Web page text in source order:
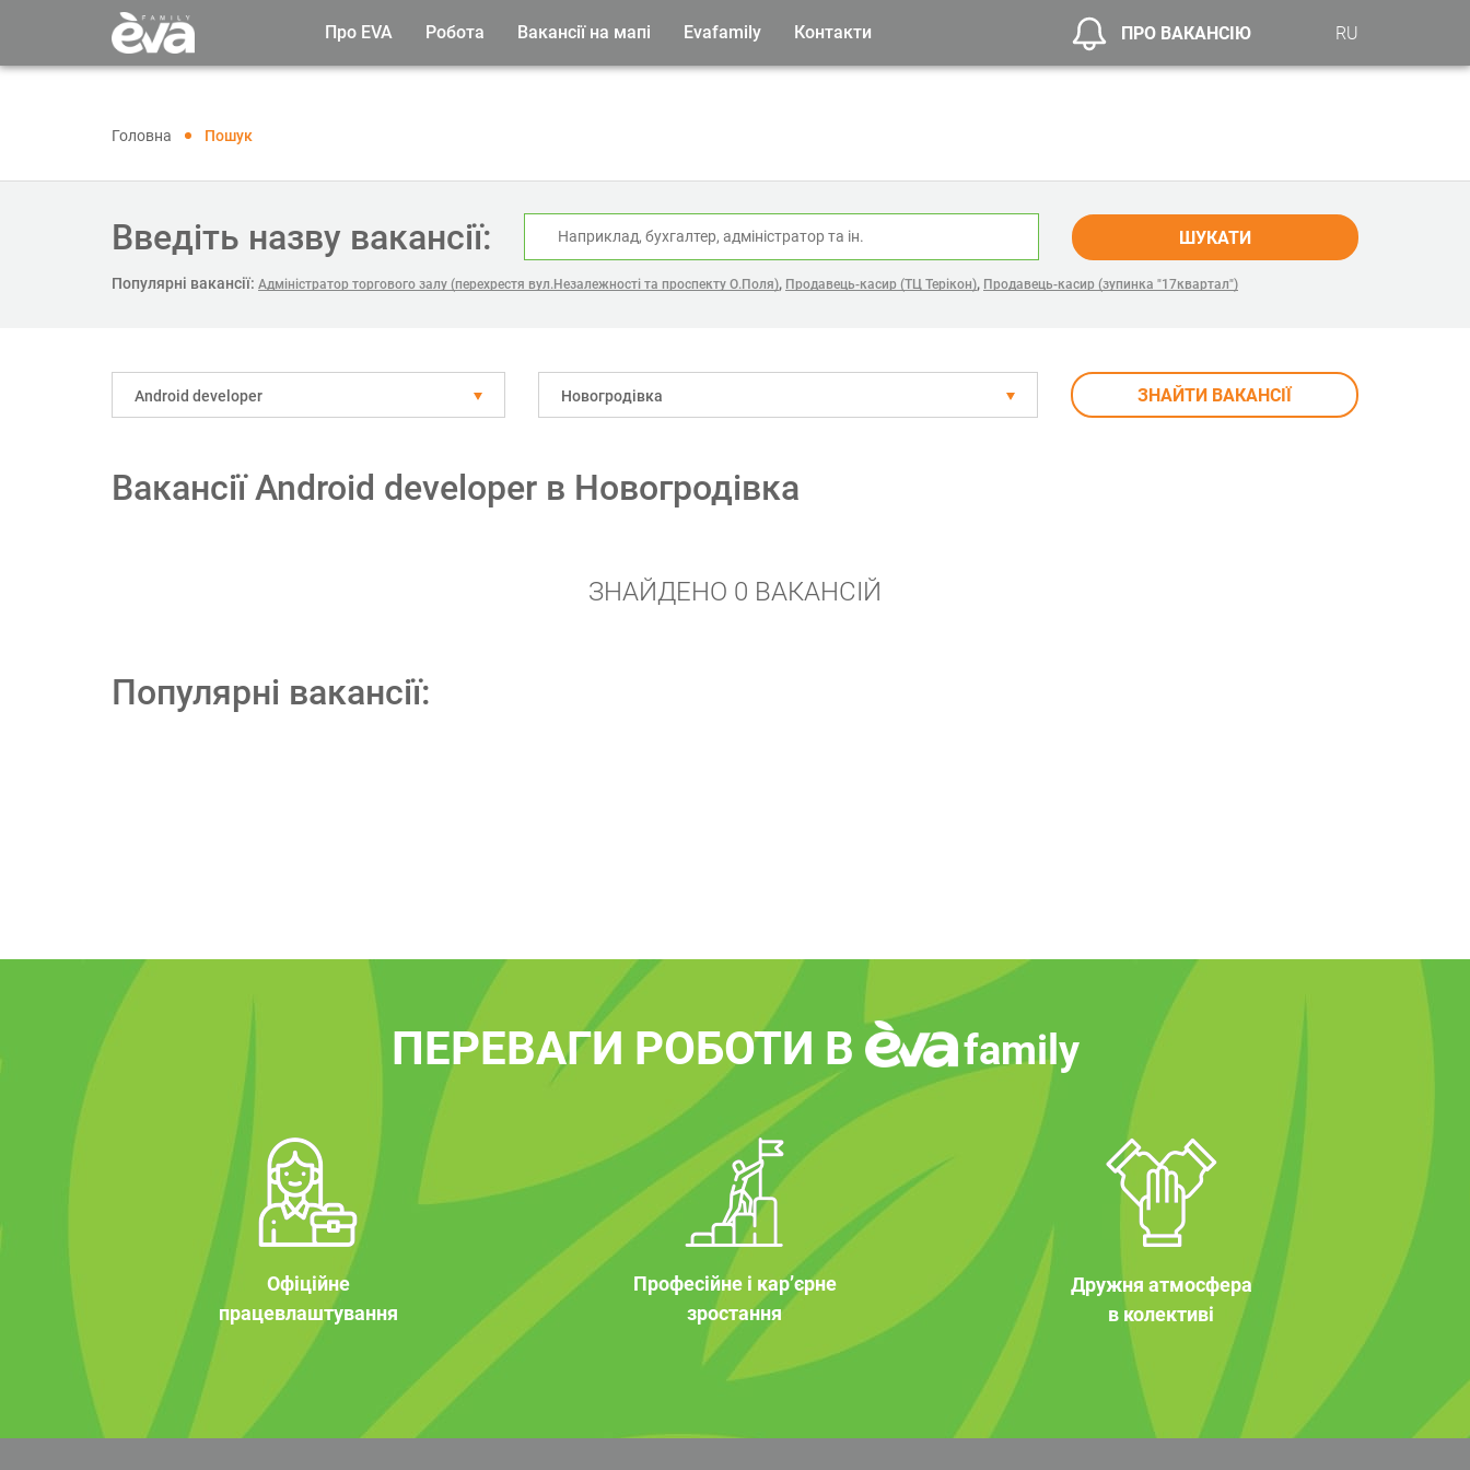
Про EVA Робота Вакансії на мапі Evafamily Контакти ПРО ВАКАНСІЮ RU
Головна Пошук
Введіть назву вакансії: ШУКАТИ
Популярні вакансії: Адміністратор торгового залу (перехрестя вул.Незалежності та проспекту О.Поля), Продавець-касир (ТЦ Терікон), Продавець-касир (зупинка "17квартал")
Android developer Новогродівка ЗНАЙТИ ВАКАНСІЇ
Вакансії Android developer в Новогродівка
ЗНАЙДЕНО 0 ВАКАНСІЙ
Популярні вакансії:
ПЕРЕВАГИ РОБОТИ В family
Офіційне
працевлаштування
Професійне і кар’єрне
зростання
Дружня атмосфера
в колективі